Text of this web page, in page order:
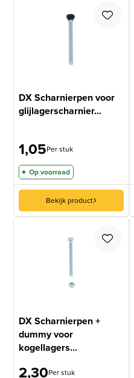
DX Scharnierpen voor
glijlagerscharnier...
1,05Per stuk
Op voorraad
Bekijk product
DX Scharnierpen +
dummy voor
kogellagers...
2,30Per stuk